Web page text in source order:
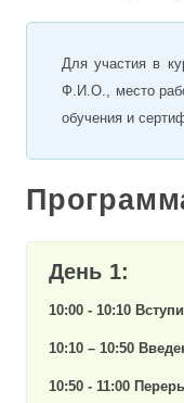
Для участия в
Ф.И.О., место
обучения и
День 1:
10:00 - 10:10
10:10 – 10:50
10:50 - 11:00